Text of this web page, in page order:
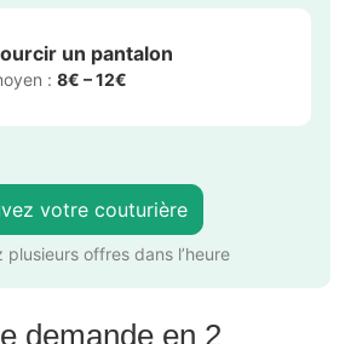
un pantalon
: 8€ – 12€
votre couturière
plusieurs offres dans l’heure
demande en 2